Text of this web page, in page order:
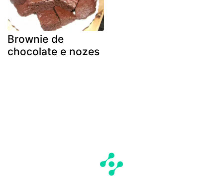
Brownie de
chocolate e nozes